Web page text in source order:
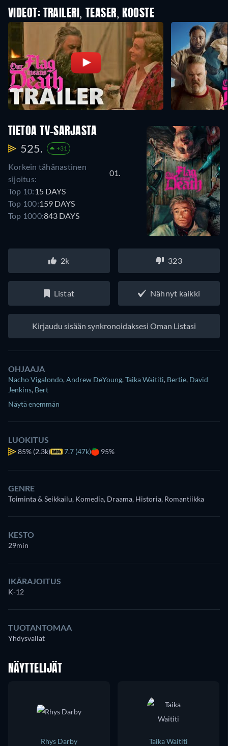
VIDEOT: TRAILERI, TEASER, KOOSTE
TIETOA TV-SARJASTA
525. +31
Korkein tähänastinen
sijoitus:
01.
Top 10: 15 DAYS
Top 100:159 DAYS
Top 1000:843 DAYS
2k 323
Listat Nähnyt kaikki
Kirjaudu sisään synkronoidaksesi Oman Listasi
OHJAAJA
Nacho Vigalondo,Andrew DeYoung,Taika Waititi, Bertie, David
Jenkins, Bert
Näytä enemmän
LUOKITUS
85% (2.3k) 7.7 (47k) 95%
GENRE
Toiminta & Seikkailu, Komedia, Draama, Historia, Romantiikka
KESTO
29min
IKÄRAJOITUS
K-12
TUOTANTOMAA
Yhdysvallat
NÄYTTELIJÄT
Rhys Darby
Taika Waititi